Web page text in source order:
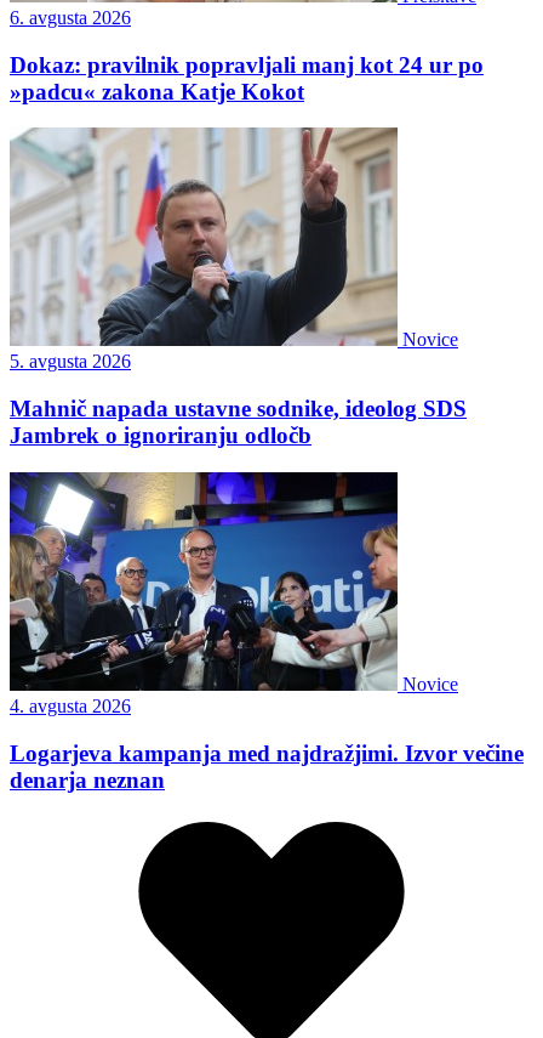
6. avgusta 2026
Dokaz: pravilnik popravljali manj kot 24 ur po
»padcu« zakona Katje Kokot
Novice
5. avgusta 2026
Mahnič napada ustavne sodnike, ideolog SDS
Jambrek o ignoriranju odločb
Novice
4. avgusta 2026
Logarjeva kampanja med najdražjimi. Izvor večine
denarja neznan